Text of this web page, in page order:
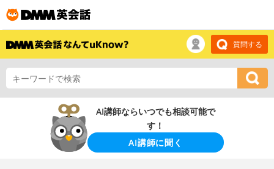
質問する
AI講師ならいつでも相談可能で
す！
AI講師に聞く